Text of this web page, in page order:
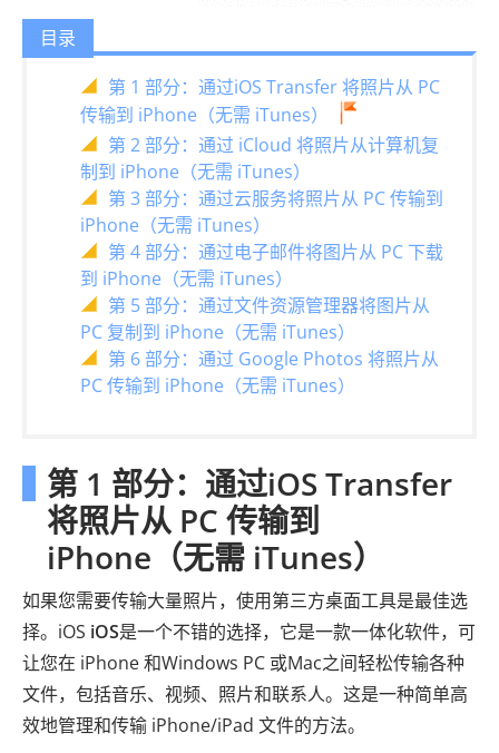
目录
第 1 部分：通过iOS Transfer 将照片从 PC
传输到 iPhone（无需 iTunes）
第 2 部分：通过 iCloud 将照片从计算机复
制到 iPhone（无需 iTunes）
第 3 部分：通过云服务将照片从 PC 传输到
iPhone（无需 iTunes）
第 4 部分：通过电子邮件将图片从 PC 下载
到 iPhone（无需 iTunes）
第 5 部分：通过文件资源管理器将图片从
PC 复制到 iPhone（无需 iTunes）
第 6 部分：通过 Google Photos 将照片从
PC 传输到 iPhone（无需 iTunes）
第 1 部分：通过iOS Transfer
将照片从 PC 传输到
iPhone（无需 iTunes）
如果您需要传输大量照片，使用第三方桌面工具是最佳选
择。iOS iOS是一个不错的选择，它是一款一体化软件，可
让您在 iPhone 和Windows PC 或Mac之间轻松传输各种
文件，包括音乐、视频、照片和联系人。这是一种简单高
效地管理和传输 iPhone/iPad 文件的方法。